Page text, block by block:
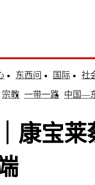
东西问 国际
社
宗教 一带一路 中国—
康宝